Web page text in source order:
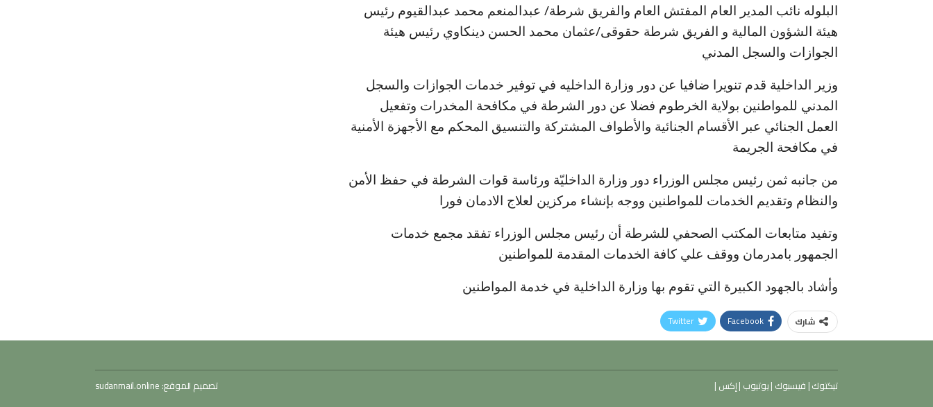
البلوله نائب المدير العام المفتش العام والفريق شرطة/ عبدالمنعم محمد عبدالقيوم رئيس
هيئة الشؤون المالية و الفريق شرطة حقوقى/عثمان محمد الحسن دينكاوي رئيس هيئة
الجوازات والسجل المدني
وزير الداخلية قدم تنويرا ضافيا عن دور وزارة الداخليه في توفير خدمات الجوازات والسجل
المدني للمواطنين بولاية الخرطوم فضلا عن دور الشرطة في مكافحة المخدرات وتفعيل
العمل الجنائي عبر الأقسام الجنائية والأطواف المشتركة والتنسيق المحكم مع الأجهزة الأمنية
في مكافحة الجريمة
من جانبه ثمن رئيس مجلس الوزراء دور وزارة الداخليّة ورئاسة قوات الشرطة في حفظ الأمن
والنظام وتقديم الخدمات للمواطنين ووجه بإنشاء مركزين لعلاج الادمان فورا
وتفيد متابعات المكتب الصحفي للشرطة أن رئيس مجلس الوزراء تفقد مجمع خدمات
الجمهور بامدرمان ووقف علي كافة الخدمات المقدمة للمواطنين
وأشاد بالجهود الكبيرة التي تقوم بها وزارة الداخلية في خدمة المواطنين
شارك Facebook
Twitter
تيكتوك| فيسبوك |يوتيوب |إكس | تصميم الموقع: sudanmail.online